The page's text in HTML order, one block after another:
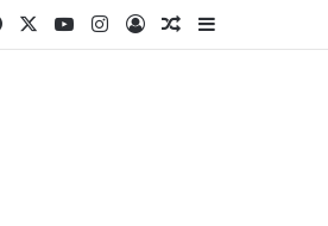
FacebookYouTubeInstagram
Log InRandom Article
Sidebar